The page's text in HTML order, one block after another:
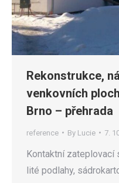
Rekonstrukce,
venkovních
Brno – přehrada
reference By Lucie 7.
Kontaktní zateplovací
lité podlahy,